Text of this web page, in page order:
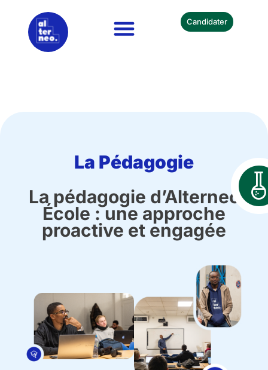
Candidater
La Pédagogie
La pédagogie d’Alterneo
École : une approche
proactive et engagée